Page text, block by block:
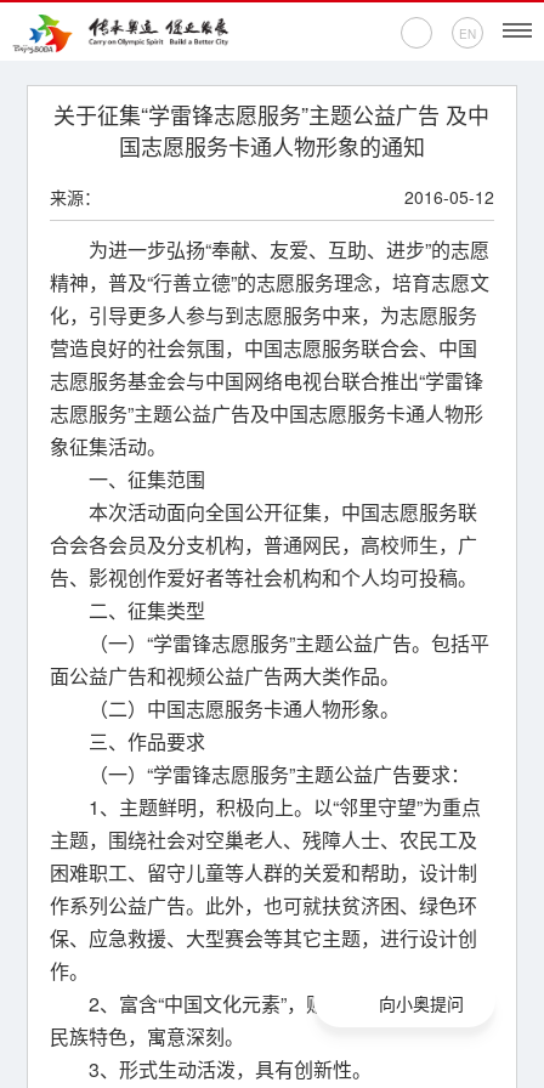
EN
首页
活动专题
奥运百科
奥促机构
奥运之家
联系我们
关于征集“学雷锋志愿服务”主题公益广告 及中
国志愿服务卡通人物形象的通知
来源： 2016-05-12
为进一步弘扬“奉献、友爱、互助、进步”的志愿
精神，普及“行善立德”的志愿服务理念，培育志愿文
化，引导更多人参与到志愿服务中来，为志愿服务
营造良好的社会氛围，中国志愿服务联合会、中国
志愿服务基金会与中国网络电视台联合推出“学雷锋
志愿服务”主题公益广告及中国志愿服务卡通人物形
象征集活动。
一、征集范围
本次活动面向全国公开征集，中国志愿服务联
合会各会员及分支机构，普通网民，高校师生，广
告、影视创作爱好者等社会机构和个人均可投稿。
二、征集类型
（一）“学雷锋志愿服务”主题公益广告。包括平
面公益广告和视频公益广告两大类作品。
（二）中国志愿服务卡通人物形象。
三、作品要求
（一）“学雷锋志愿服务”主题公益广告要求：
1、主题鲜明，积极向上。以“邻里守望”为重点
主题，围绕社会对空巢老人、残障人士、农民工及
困难职工、留守儿童等人群的关爱和帮助，设计制
作系列公益广告。此外，也可就扶贫济困、绿色环
保、应急救援、大型赛会等其它主题，进行设计创
作。
2、富含“中国文化元素”，贴近现实生活，体现
民族特色，寓意深刻。
3、形式生动活泼，具有创新性。
向小奥提问